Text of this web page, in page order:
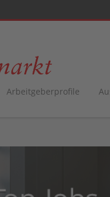
Arbeitgeberprofile